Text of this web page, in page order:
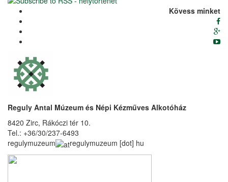
Kövess minket
Reguly Antal Múzeum és Népi Kézműves Alkotóház
8420 Zirc, Rákóczi tér 10.
Tel.: +36/30/237-6493
regulymuzeum
regulymuzeum [dot] hu